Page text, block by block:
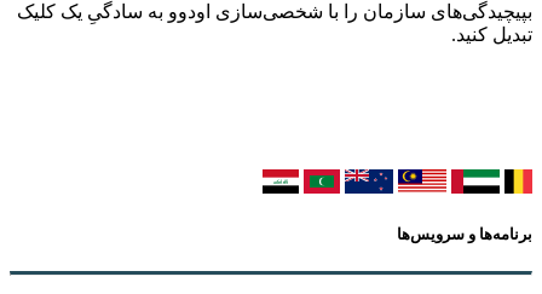
بپیچیدگی‌های سازمان را با شخصی‌سازی اودوو به سادگیِ یک کلیک
تبدیل کنید.
برنامه‌ها و سرویس‌ها